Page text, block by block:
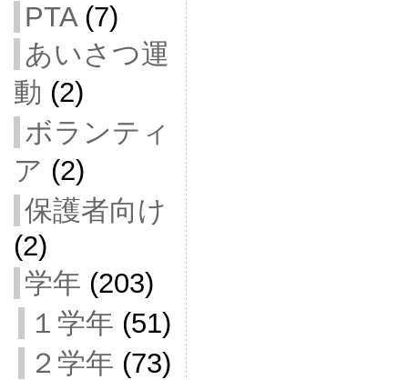
PTA(7)
あいさつ運
動 (2)
ボランティ
ア (2)
保護者向け
(2)
学年 (203)
１学年 (51)
２学年 (73)